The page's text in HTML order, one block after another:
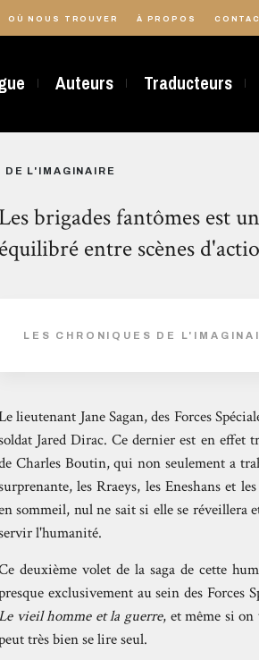
OÙ NOUS TROUVER À PROPOS
Auteurs Traducteurs
DE L'IMAGINAIRE
Les brigades fantômes est
équilibré entre scènes
LES CHRONIQUES DE
lieutenant Jane Sagan, des Forces
Jared Dirac. Ce dernier est en effet
Charles Boutin, qui non seulement a
les Rraeys, les Eneshans et
sommeil, nul ne sait si elle se réveillera
l'humanité.
deuxième volet de la saga de cette
exclusivement au sein des Forces
vieil homme et la guerre, et même si on
très bien se lire seul.